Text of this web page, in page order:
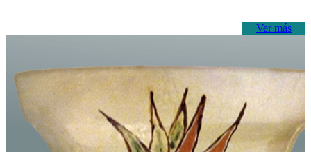
Ver más